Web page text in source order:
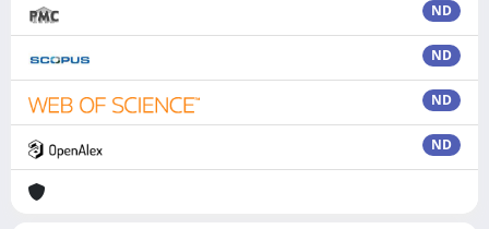
ND
ND
ND
ND